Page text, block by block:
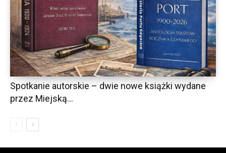
Spotkanie autorskie – dwie nowe książki wydane
przez Miejską...